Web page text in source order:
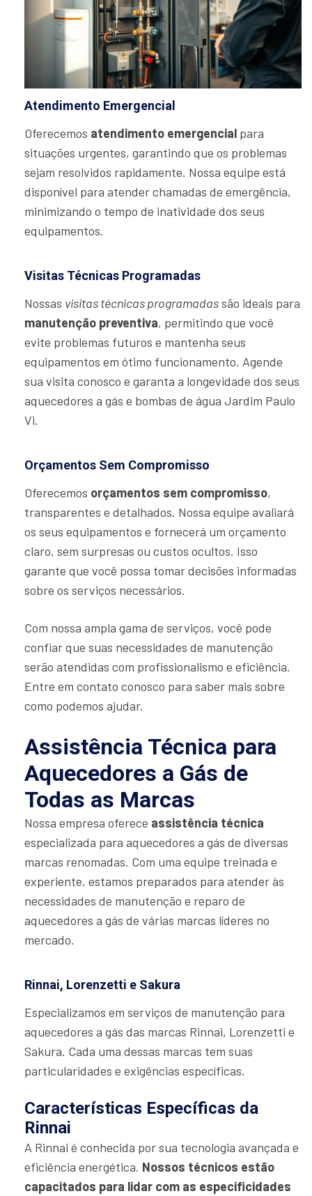
Atendimento Emergencial
Oferecemos atendimento emergencial para
situações urgentes, garantindo que os problemas
sejam resolvidos rapidamente. Nossa equipe está
disponível para atender chamadas de emergência,
minimizando o tempo de inatividade dos seus
equipamentos.
Visitas Técnicas Programadas
Nossas visitas técnicas programadassão ideais para
manutenção preventiva, permitindo que você
evite problemas futuros e mantenha seus
equipamentos em ótimo funcionamento. Agende
sua visita conosco e garanta a longevidade dos seus
aquecedores a gás e bombas de água Jardim Paulo
Vi.
Orçamentos Sem Compromisso
Oferecemos orçamentos sem compromisso,
transparentes e detalhados. Nossa equipe avaliará
os seus equipamentos e fornecerá um orçamento
claro, sem surpresas ou custos ocultos. Isso
garante que você possa tomar decisões informadas
sobre os serviços necessários.
Com nossa ampla gama de serviços, você pode
confiar que suas necessidades de manutenção
serão atendidas com profissionalismo e eficiência.
Entre em contato conosco para saber mais sobre
como podemos ajudar.
Assistência Técnica para
Aquecedores a Gás de
Todas as Marcas
Nossa empresa oferece assistência técnica
especializada para aquecedores a gás de diversas
marcas renomadas. Com uma equipe treinada e
experiente, estamos preparados para atender às
necessidades de manutenção e reparo de
aquecedores a gás de várias marcas líderes no
mercado.
Rinnai, Lorenzetti e Sakura
Especializamos em serviços de manutenção para
aquecedores a gás das marcas Rinnai, Lorenzetti e
Sakura. Cada uma dessas marcas tem suas
particularidades e exigências específicas.
Características Específicas da
Rinnai
A Rinnai é conhecida por sua tecnologia avançada e
eficiência energética. Nossos técnicos estão
capacitados para lidar com as especificidades